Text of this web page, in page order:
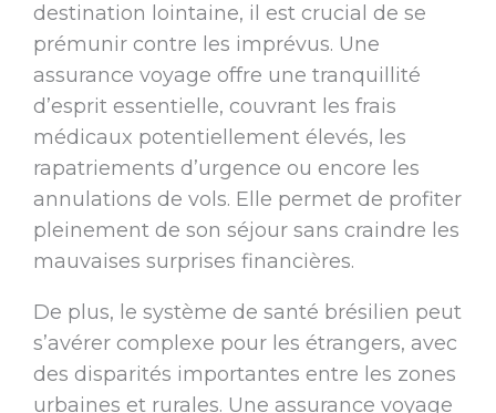
destination lointaine, il est crucial de se
prémunir contre les imprévus. Une
assurance voyage offre une tranquillité
d’esprit essentielle, couvrant les frais
médicaux potentiellement élevés, les
rapatriements d’urgence ou encore les
annulations de vols. Elle permet de profiter
pleinement de son séjour sans craindre les
mauvaises surprises financières.
De plus, le système de santé brésilien peut
s’avérer complexe pour les étrangers, avec
des disparités importantes entre les zones
urbaines et rurales. Une assurance voyage